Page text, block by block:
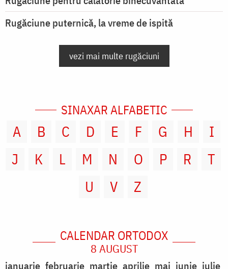
Rugăciune puternică, la vreme de ispită
vezi mai multe rugăciuni
SINAXAR ALFABETIC
A B C D E F G H
I
J
K L M N O P R
T
U
V Z
CALENDAR ORTODOX
8 AUGUST
ianuarie februarie martie aprilie mai iunie iulie